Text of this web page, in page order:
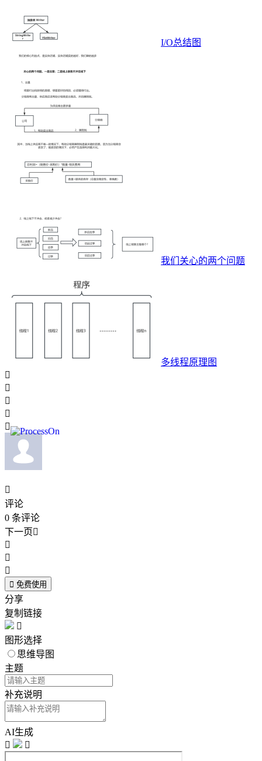
I/O总结图
我们关心的两个问题
多线程原理图






评论
0 条评论
下一页



 免费使用
分享
复制链接

图形选择
思维导图
主题
补充说明
AI生成

